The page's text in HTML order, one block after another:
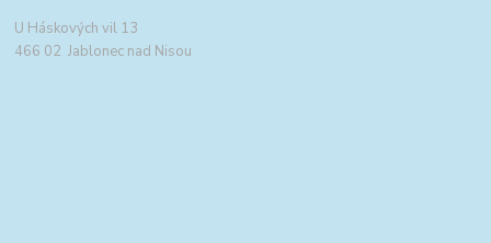
U Háskových vil 13
466 02 Jablonec nad Nisou